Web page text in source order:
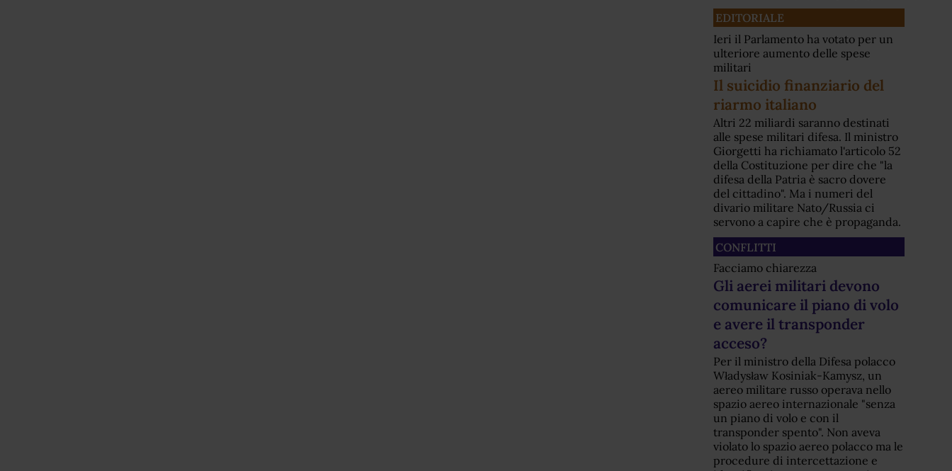
EDITORIALE
Ieri il Parlamento ha votato per un
ulteriore aumento delle spese
militari
Il suicidio finanziario del
riarmo italiano
Altri 22 miliardi saranno destinati
alle spese militari difesa. Il ministro
Giorgetti ha richiamato l'articolo 52
della Costituzione per dire che "la
difesa della Patria è sacro dovere
del cittadino". Ma i numeri del
divario militare Nato/Russia ci
servono a capire che è propaganda.
CONFLITTI
Facciamo chiarezza
Gli aerei militari devono
comunicare il piano di volo
e avere il transponder
acceso?
Per il ministro della Difesa polacco
Władysław Kosiniak-Kamysz, un
aereo militare russo operava nello
spazio aereo internazionale "senza
un piano di volo e con il
transponder spento". Non aveva
violato lo spazio aereo polacco ma le
procedure di intercettazione e